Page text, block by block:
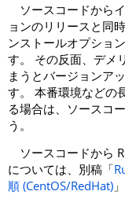
ソースコードから
ョンのリリースと同
ンストールオプショ
す。 その反面、デメ
まうとバージョンア
す。 本番環境などの
る場合は、ソースコ
う。
ソースコードから
については、別稿「
順 (CentOS/RedHat)